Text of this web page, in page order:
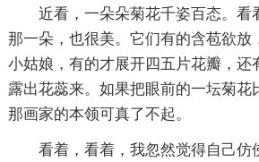
近看，一朵朵菊花千姿百态。看
那一朵，也很美。它们有的含苞欲放
小姑娘，有的才展开四五片花瓣，还
露出花蕊来。如果把眼前的一坛菊花
那画家的本领可真了不起。
看着，看着，我忽然觉得自己仿